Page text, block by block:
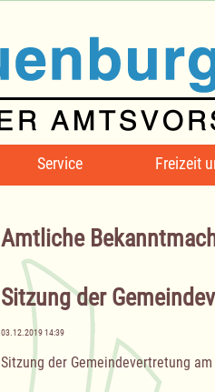
Service Freizeit
Amtliche
Sitzung der
03.12.2019 14:39
Sitzung der Gemeindevertretung